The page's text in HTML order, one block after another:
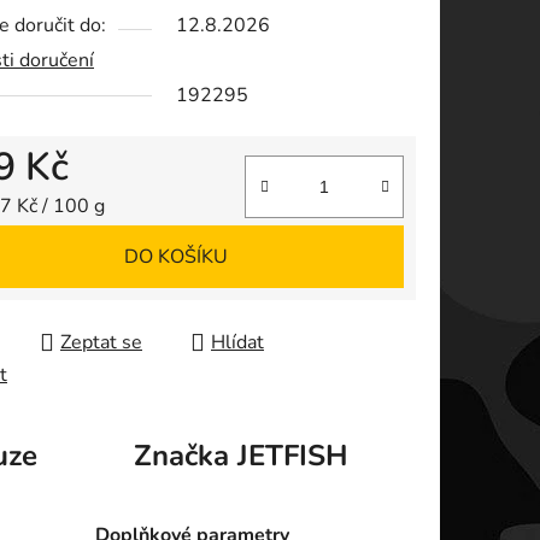
doručit do:
12.8.2026
doručení
192295
Kč
Kč / 100 g
DO KOŠÍKU
Zeptat se
Hlídat
Značka JETFISH